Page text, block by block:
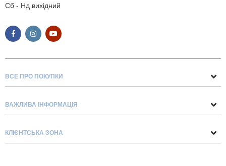
Сб - Нд вихідний
ВСЕ ПРО ПОКУПКИ
Про нас
Блог
ВАЖЛИВА ІНФОРМАЦІЯ
Доставка та оплата
КЛІЄНТСЬКА ЗОНА